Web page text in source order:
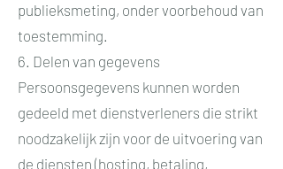
publieksmeting, onder voorbehoud van
toestemming.
6. Delen van gegevens
Persoonsgegevens kunnen worden
gedeeld met dienstverleners die strikt
noodzakelijk zijn voor de uitvoering van
de diensten (hosting, betaling,